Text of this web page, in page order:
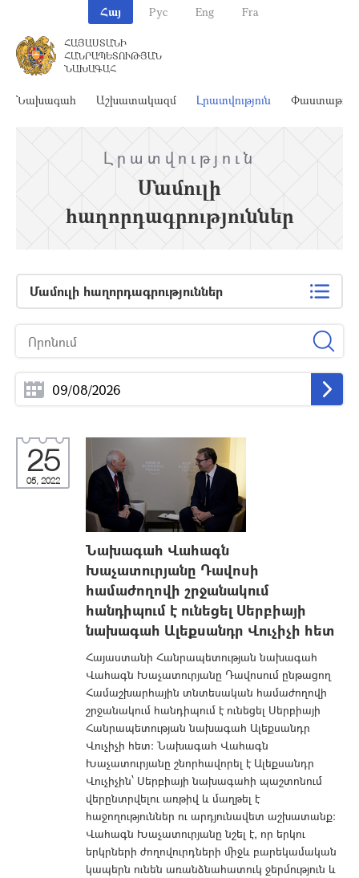
Հայ Рус Eng Fra
ՀԱՅԱՍՏԱՆԻ
ՀԱՆՐԱՊԵՏՈՒԹՅԱՆ
ՆԱԽԱԳԱՀ
Նախագահ Աշխատակազմ Լրատվություն
Լրատվություն
Մամուլի
հաղորդագրություններ
Մամուլի հաղորդագրություններ
25
05, 2022
Նախագահ Վահագն
Խաչատուրյանը Դավոսի
համաժողովի շրջանակում
հանդիպում է ունեցել Սերբիայի
նախագահ Ալեքսանդր Վուչիչի հետ
Հայաստանի Հանրապետության նախագահ
Վահագն Խաչատուրյանը Դավոսում ընթացող
Համաշխարհային տնտեսական համաժողովի
շրջանակում հանդիպում է ունեցել Սերբիայի
Հանրապետության նախագահ Ալեքսանդր
Վուչիչի հետ: Նախագահ Վահագն
Խաչատուրյանը շնորհավորել է Ալեքսանդր
Վուչիչին՝ Սերբիայի նախագահի պաշտոնում
վերընտրվելու առթիվ և մաղթել է
հաջողություններ ու արդյունավետ աշխատանք։
Վահագն Խաչատուրյանը նշել է, որ երկու
երկրների ժողովուրդների միջև բարեկամական
կապերն ունեն առանձնահատուկ ջերմություն և